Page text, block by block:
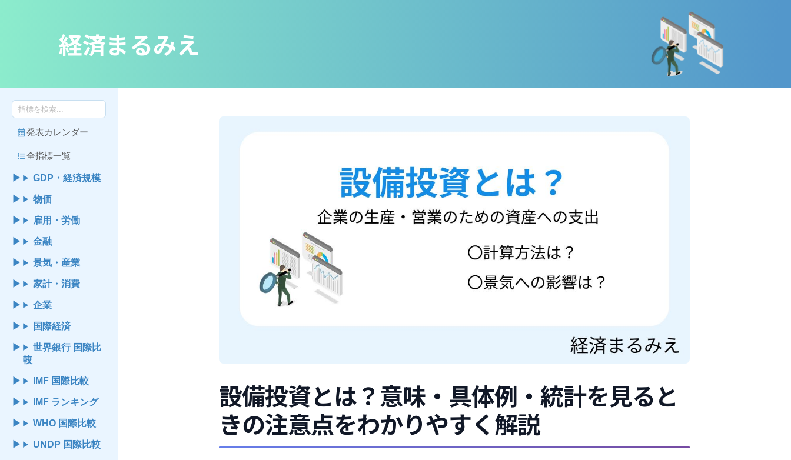
経済まるみえ
calendar_month発表カレンダー
format_list_bulleted全指標一覧
GDP・経済規模
物価
雇用・労働
金融
景気・産業
家計・消費
企業
国際経済
世界銀行 国際比
較
IMF 国際比較
IMF ランキング
WHO 国際比較
UNDP 国際比較
設備投資とは？意味・具体例・統計を見ると
きの注意点をわかりやすく解説